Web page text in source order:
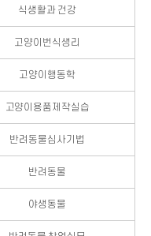
식생활과 건강
고양이번식생리
고양이행동학
고양이용품제작실습
반려동물심사기법
반려동물
야생동물